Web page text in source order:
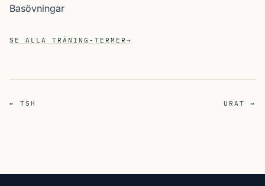
Basövningar
SE ALLA TRÄNING-TERMER →
← TSH URAT →